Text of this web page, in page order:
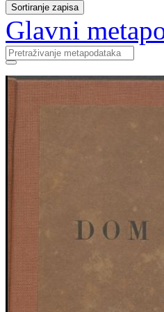
Sortiranje zapisa
Glavni